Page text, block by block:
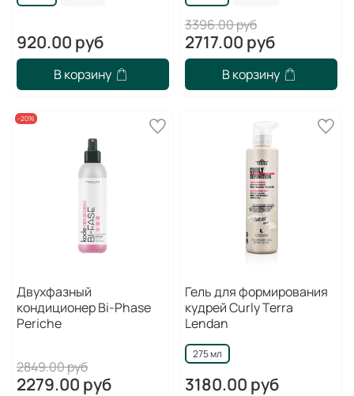
920.00 руб
В корзину
3396.00 руб
2717.00 руб
В корзину
-20%
Двухфазный
кондиционер Bi-Phase
Periche
2849.00 руб
2279.00 руб
Гель для формирования
кудрей Curly Terra
Lendan
275 мл
3180.00 руб